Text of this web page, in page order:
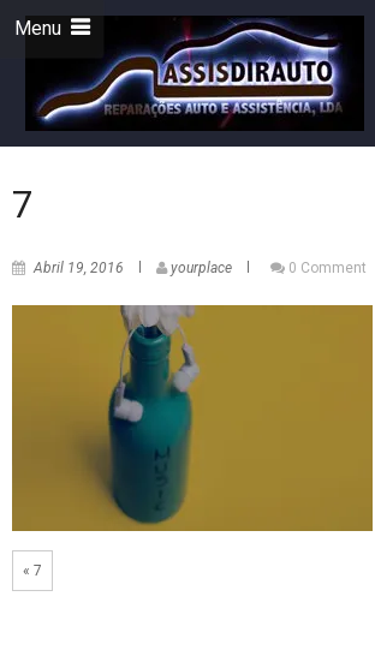
Menu
7
Abril 19, 2016 yourplace 0 Comment
« 7